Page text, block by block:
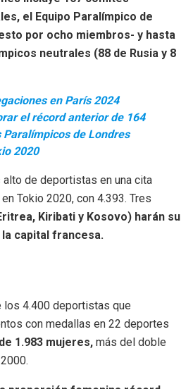
el Equipo Paralímpico de
por ocho miembros- y hasta
neutrales (88 de Rusia y 8
en París 2024
el récord anterior de 164
Paralímpicos de Londres
2020
alto de deportistas en una cita
Tokio 2020, con 4.393. Tres
Kiribati y Kosovo) harán su
capital francesa.
los 4.400 deportistas que
con medallas en 22 deportes
1.983 mujeres, más del doble